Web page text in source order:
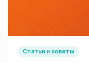
Статьи и советы